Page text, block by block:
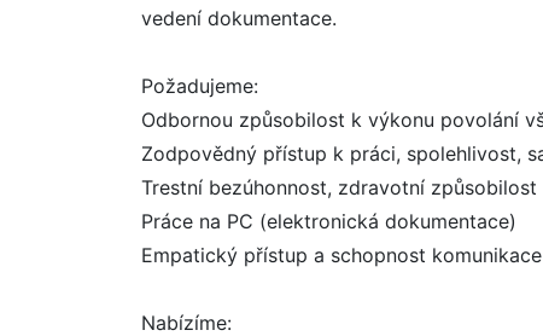
vedení dokumentace.
Požadujeme:
Odbornou způsobilost k výkonu povolání
Zodpovědný přístup k práci, spolehlivost,
Trestní bezúhonnost, zdravotní způsobilost
Práce na PC (elektronická dokumentace)
Empatický přístup a schopnost
Nabízíme: